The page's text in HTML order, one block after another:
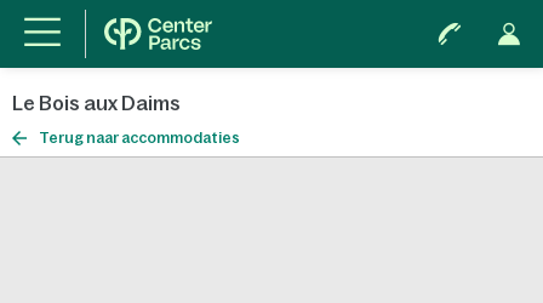
Le Bois aux Daims
Terug naar accommodaties